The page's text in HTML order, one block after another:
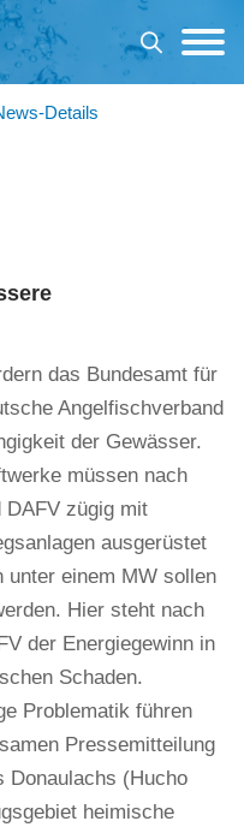
Details
das Bundesamt für
Angelfischverband
der Gewässer.
müssen nach
DAFV zügig mit
ausgerüstet
unter einem MW sollen
Hier steht nach
der Energiegewinn in
Schaden.
Problematik führen
Pressemitteilung
Donaulachs (Hucho
heimische